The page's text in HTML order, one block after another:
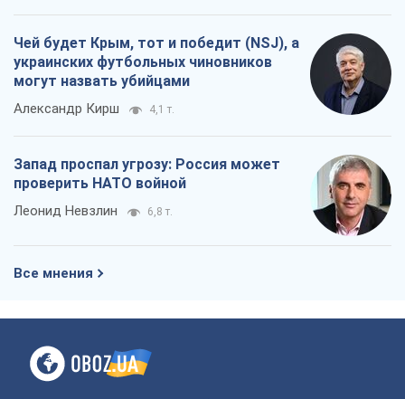
Чей будет Крым, тот и победит (NSJ), а
украинских футбольных чиновников
могут назвать убийцами
Александр Кирш 4,1 т.
Запад проспал угрозу: Россия может
проверить НАТО войной
Леонид Невзлин 6,8 т.
Все мнения